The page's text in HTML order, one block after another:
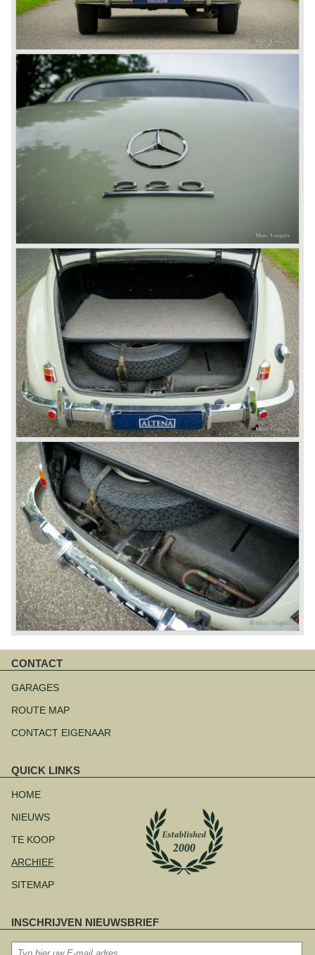
CONTACT
overslaan
GARAGES
ROUTE MAP
CONTACT EIGENAAR
QUICK LINKS
overslaan
HOME
NIEUWS
TE KOOP
ARCHIEF
SITEMAP
INSCHRIJVEN NIEUWSBRIEF